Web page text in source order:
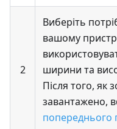
2
Виберіть
вашому
ширини та
Після того, як
завантажено,
попереднього